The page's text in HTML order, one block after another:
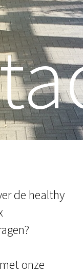
de healthy
onze